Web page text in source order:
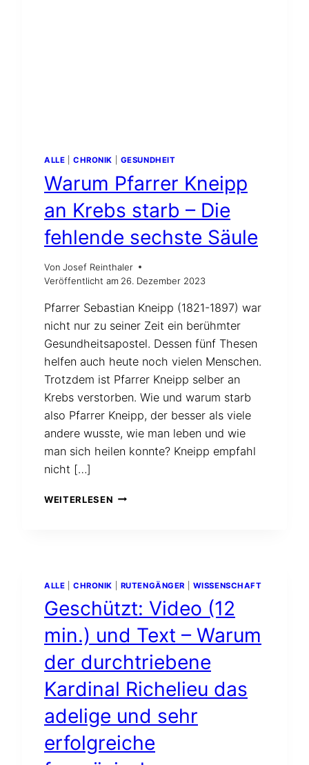
ALLE CHRONIK GESUNDHEIT
Warum Pfarrer Kneipp
an Krebs starb – Die
fehlende sechste Säule
Von Josef Reinthaler
Veröffentlicht am 26. Dezember 2023
Pfarrer Sebastian Kneipp (1821-1897) war
nicht nur zu seiner Zeit ein berühmter
Gesundheitsapostel. Dessen fünf Thesen
helfen auch heute noch vielen Menschen.
Trotzdem ist Pfarrer Kneipp selber an
Krebs verstorben. Wie und warum starb
also Pfarrer Kneipp, der besser als viele
andere wusste, wie man leben und wie
man sich heilen konnte? Kneipp empfahl
nicht […]
WEITERLESEN WARUM
–
DIE
FEHLENDE
SECHSTE
SÄULE
ALLE CHRONIK RUTENGÄNGER WISSENSCHAFT
Geschützt: Video (12
min.) und Text – Warum
der durchtriebene
Kardinal Richelieu das
adelige und sehr
erfolgreiche